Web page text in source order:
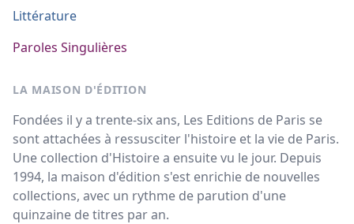
Littérature
Paroles Singulières
LA MAISON D'ÉDITION
Fondées il y a trente-six ans, Les Editions de Paris se
sont attachées à ressusciter l'histoire et la vie de Paris.
Une collection d'Histoire a ensuite vu le jour. Depuis
1994, la maison d'édition s'est enrichie de nouvelles
collections, avec un rythme de parution d'une
quinzaine de titres par an.